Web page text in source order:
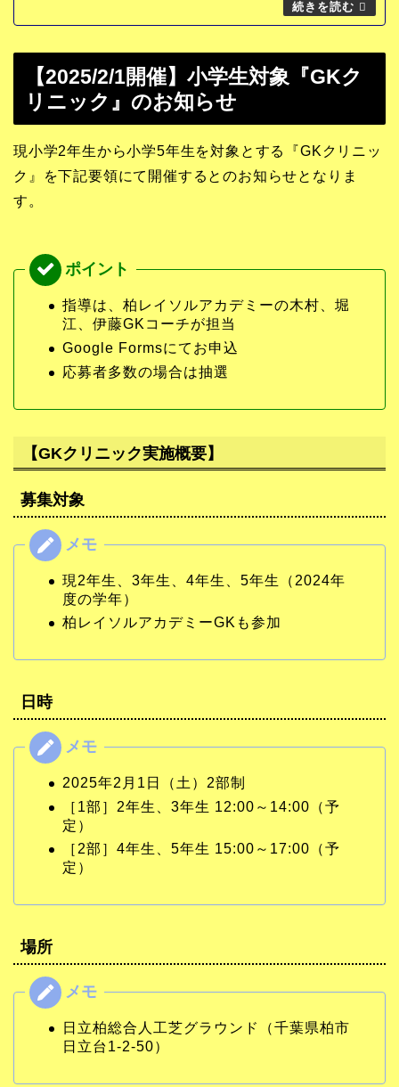
【2025/2/1開催】小学生対象『GKク
リニック』のお知らせ
現小学2年生から小学5年生を対象とする『GKクリニッ
ク』を下記要領にて開催するとのお知らせとなりま
す。
指導は、柏レイソルアカデミーの木村、堀
江、伊藤GKコーチが担当
Google Formsにてお申込
応募者多数の場合は抽選
【GKクリニック実施概要】
募集対象
現2年生、3年生、4年生、5年生（2024年
度の学年）
柏レイソルアカデミーGKも参加
日時
2025年2月1日（土）2部制
［1部］2年生、3年生 12:00～14:00（予
定）
［2部］4年生、5年生 15:00～17:00（予
定）
場所
日立柏総合人工芝グラウンド（千葉県柏市
日立台1-2-50）